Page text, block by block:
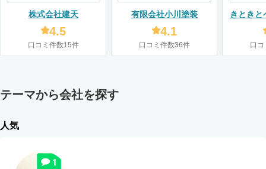
株式会社建天
4.5
口コミ件数15件
有限会社小川塗装
4.1
口コミ件数36件
きとき
口
テーマから会社を探す
人気